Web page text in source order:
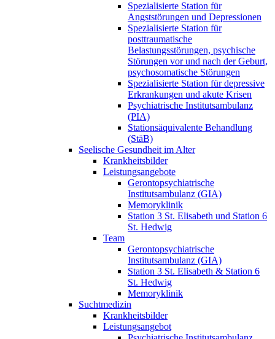
Spezialisierte Station für
Angststörungen und Depressionen
Spezialisierte Station für
posttraumatische
Belastungsstörungen, psychische
Störungen vor und nach der Geburt,
psychosomatische Störungen
Spezialisierte Station für depressive
Erkrankungen und akute Krisen
Psychiatrische Institutsambulanz
(PIA)
Stationsäquivalente Behandlung
(StäB)
Seelische Gesundheit im Alter
Krankheitsbilder
Leistungsangebote
Gerontopsychiatrische
Institutsambulanz (GIA)
Memoryklinik
Station 3 St. Elisabeth und Station 6
St. Hedwig
Team
Gerontopsychiatrische
Institutsambulanz (GIA)
Station 3 St. Elisabeth & Station 6
St. Hedwig
Memoryklinik
Suchtmedizin
Krankheitsbilder
Leistungsangebot